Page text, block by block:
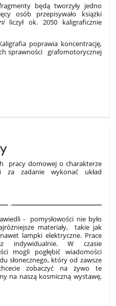
będą tworzyły jedno
osób przepisywało książki
liczył ok. 2050 kaligraficznie
poprawia koncentrację,
sprawności grafomotorycznej
pracy domowej o charakterze
za zadanie wykonać układ
6
- pomysłowości nie było
materiały, takie jak
lampki elektryczne. Prace
indywidualnie. W czasie
mogli pogłębić wiadomości
słonecznego, który od zawsze
zobaczyć na żywo te
na naszą kosmiczną wystawę,